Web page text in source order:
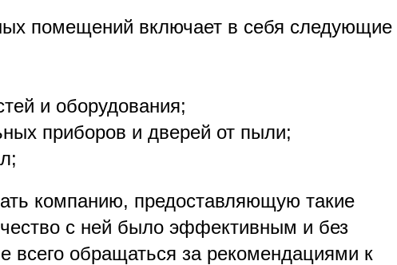
помещений включает в себя следующие
и оборудования;
приборов и дверей от пыли;
компанию, предоставляющую такие
с ней было эффективным и без
обращаться за рекомендациями к